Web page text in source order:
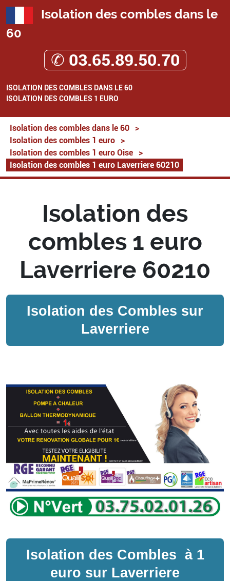
Isolation des combles dans le
60
✆ 03.65.89.50.70
ISOLATION DES COMBLES DANS LE 60
ISOLATION DES COMBLES 1 EURO
Isolation des combles dans le 60
>
Isolation des combles 1 euro
>
Isolation des combles 1 euro Oise
>
Isolation des combles 1 euro Laverriere 60210
Isolation des
combles 1 euro
Laverriere 60210
Isolation des Combles sur
Laverriere
Isolation des Combles à 1
euro sur Laverriere